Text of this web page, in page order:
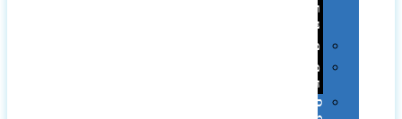
ותיקי
נסיעות
מטריות
מוצרי
חוף
סביבת